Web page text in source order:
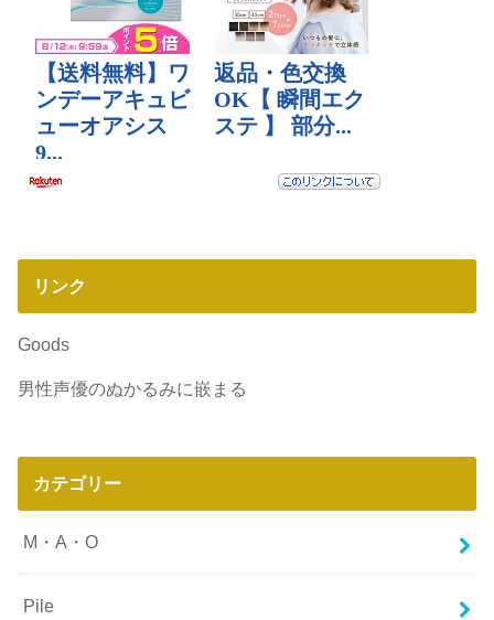
リンク
Goods
男性声優のぬかるみに嵌まる
カテゴリー
M・A・O
Pile